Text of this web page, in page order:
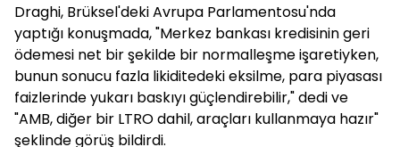
Draghi, Brüksel'deki Avrupa Parlamentosu'nda
yaptığı konuşmada, "Merkez bankası kredisinin geri
ödemesi net bir şekilde bir normalleşme işaretiyken,
bunun sonucu fazla likiditedeki eksilme, para piyasası
faizlerinde yukarı baskıyı güçlendirebilir," dedi ve
"AMB, diğer bir LTRO dahil, araçları kullanmaya hazır"
şeklinde görüş bildirdi.